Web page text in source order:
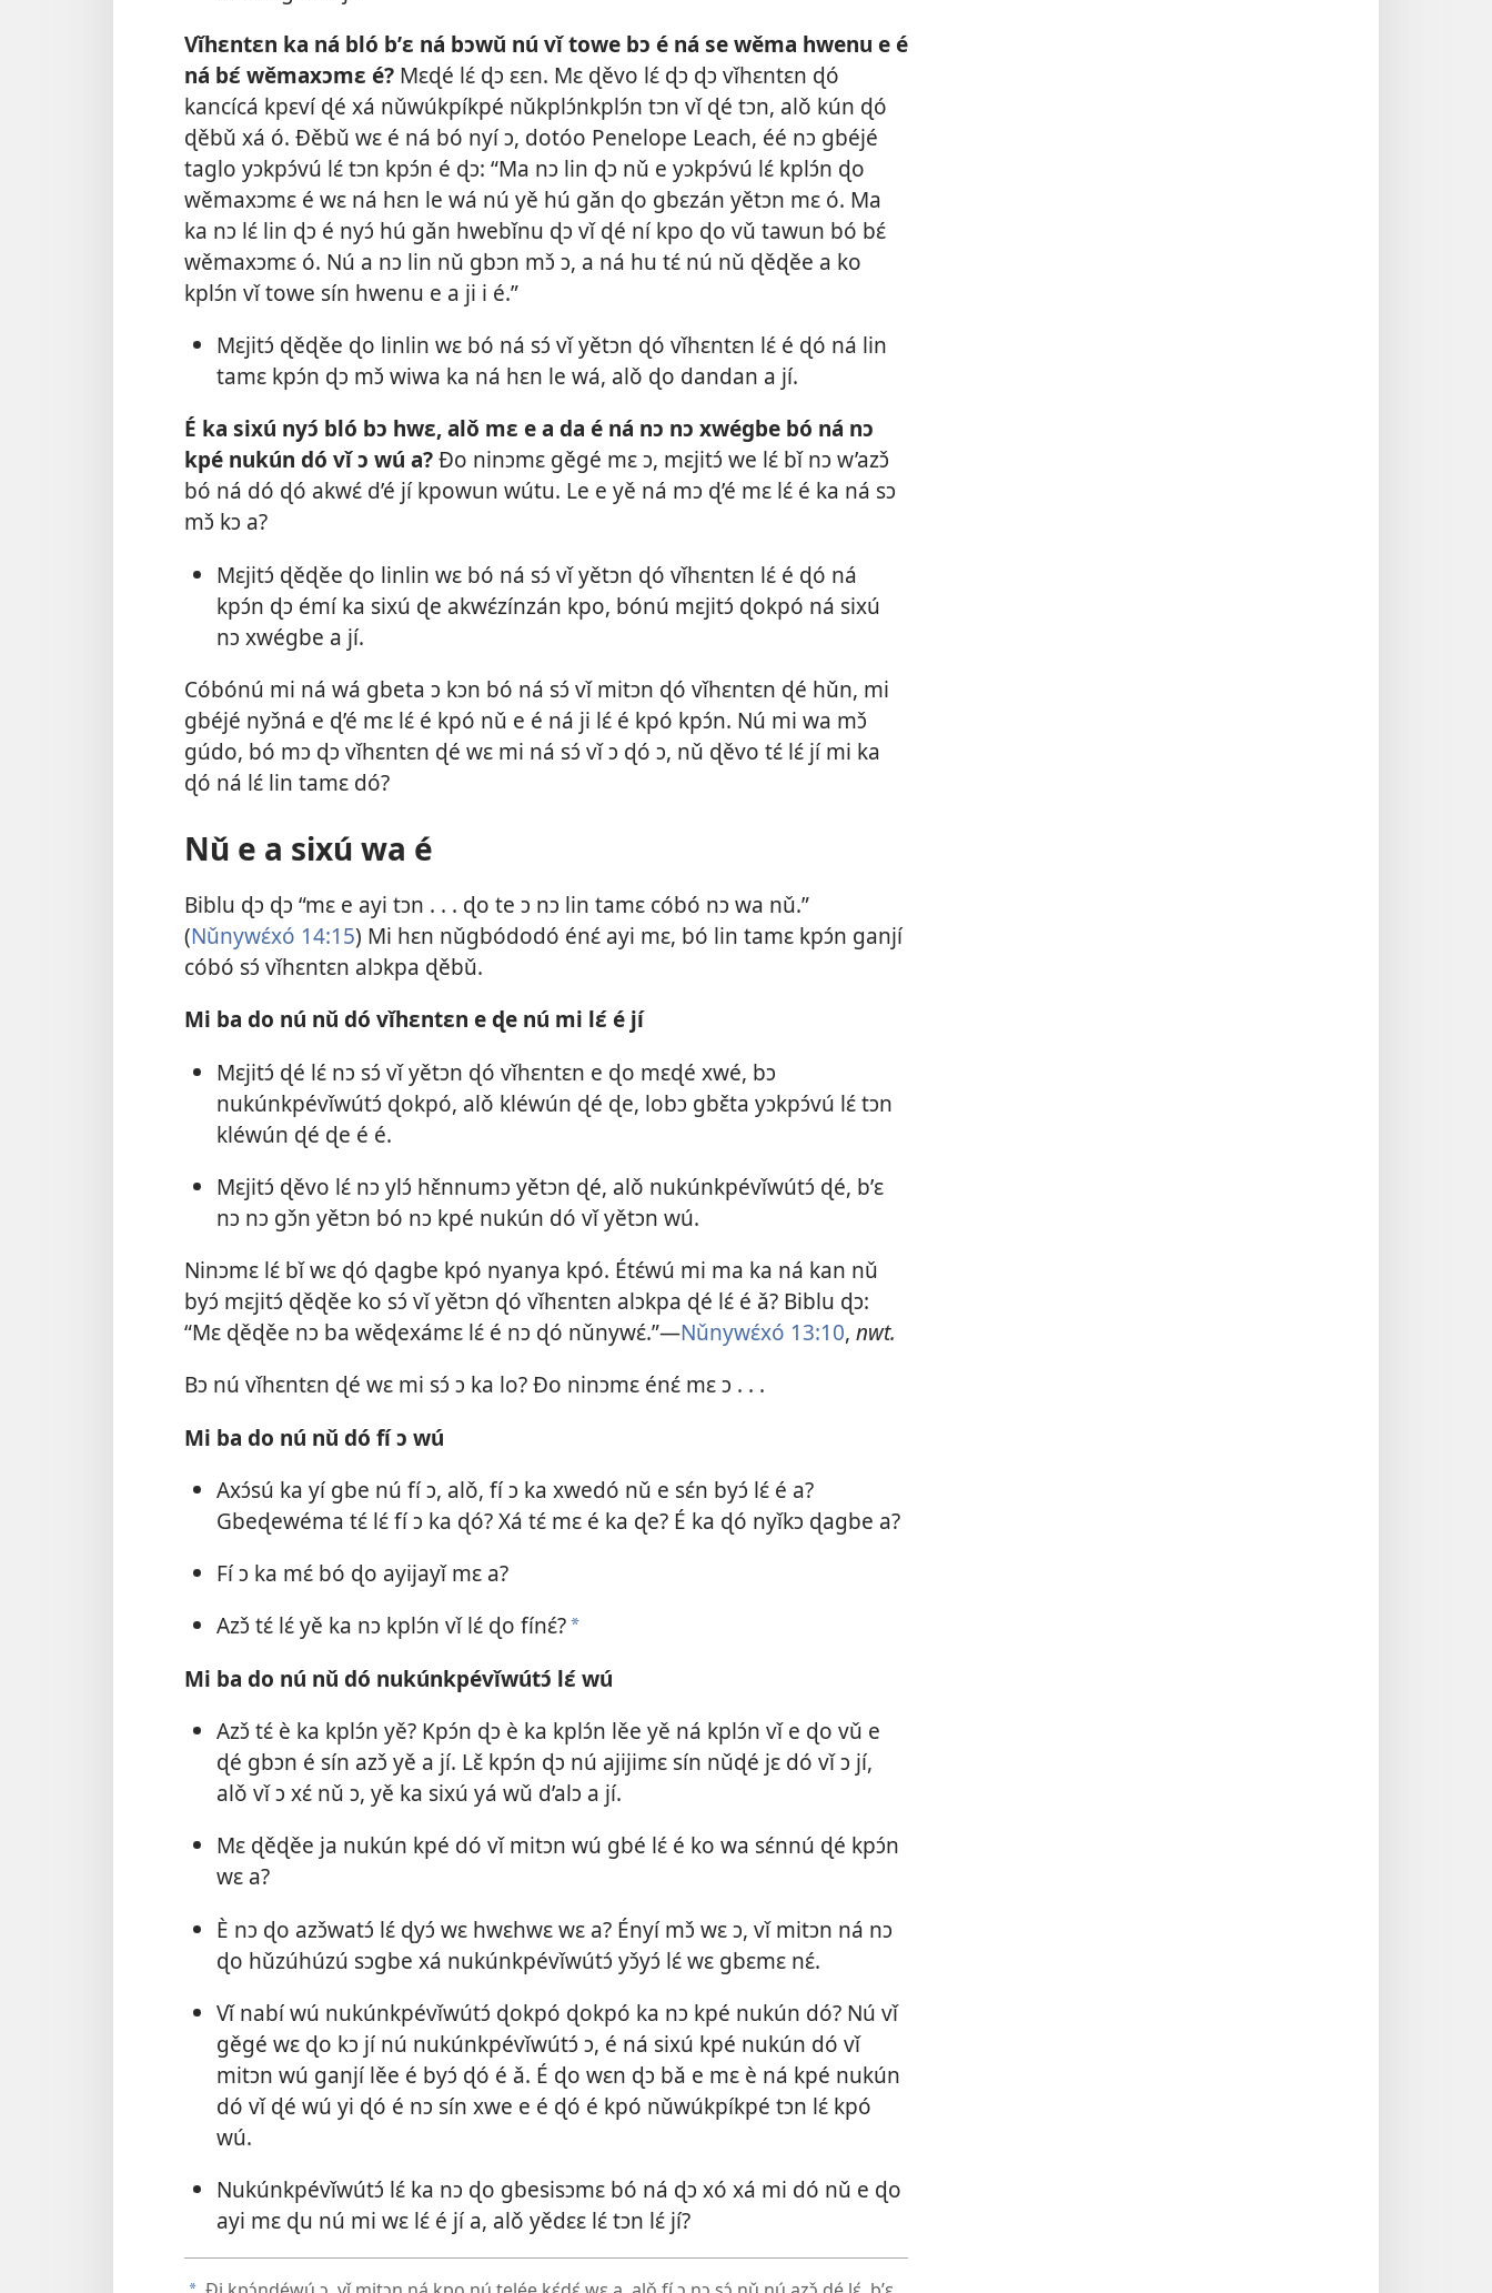
Vǐhɛntɛn ka ná bló b’ɛ ná bɔwǔ nú vǐ towe bɔ é ná se wěma hwenu e é
ná bɛ́ wěmaxɔmɛ é? Mɛɖé lɛ́ ɖɔ ɛɛn. Mɛ ɖěvo lɛ́ ɖɔ ɖɔ vǐhɛntɛn ɖó
kancícá kpɛví ɖé xá nǔwúkpíkpé nǔkplɔ́nkplɔ́n tɔn vǐ ɖé tɔn, alǒ kún ɖó
ɖěbǔ xá ó. Ðěbǔ wɛ é ná bó nyí ɔ, dotóo Penelope Leach, éé nɔ gbéjé
taglo yɔkpɔ́vú lɛ́ tɔn kpɔ́n é ɖɔ: “Ma nɔ lin ɖɔ nǔ e yɔkpɔ́vú lɛ́ kplɔ́n ɖo
wěmaxɔmɛ é wɛ ná hɛn le wá nú yě hú gǎn ɖo gbɛzán yětɔn mɛ ó. Ma
ka nɔ lɛ́ lin ɖɔ é nyɔ́ hú gǎn hwebǐnu ɖɔ vǐ ɖé ní kpo ɖo vǔ tawun bó bɛ́
wěmaxɔmɛ ó. Nú a nɔ lin nǔ gbɔn mɔ̌ ɔ, a ná hu tɛ́ nú nǔ ɖěɖěe a ko
kplɔ́n vǐ towe sín hwenu e a ji i é.”
Mɛjitɔ́ ɖěɖěe ɖo linlin wɛ bó ná sɔ́ vǐ yětɔn ɖó vǐhɛntɛn lɛ́ é ɖó ná lin
tamɛ kpɔ́n ɖɔ mɔ̌ wiwa ka ná hɛn le wá, alǒ ɖo dandan a jí.
É ka sixú nyɔ́ bló bɔ hwɛ, alǒ mɛ e a da é ná nɔ nɔ xwégbe bó ná nɔ
kpé nukún dó vǐ ɔ wú a?Ðo ninɔmɛ gěgé mɛ ɔ, mɛjitɔ́ we lɛ́ bǐ nɔ w’azɔ̌
bó ná dó ɖó akwɛ́ d’é jí kpowun wútu. Le e yě ná mɔ ɖ’é mɛ lɛ́ é ka ná sɔ
mɔ̌ kɔ a?
Mɛjitɔ́ ɖěɖěe ɖo linlin wɛ bó ná sɔ́ vǐ yětɔn ɖó vǐhɛntɛn lɛ́ é ɖó ná
kpɔ́n ɖɔ émí ka sixú ɖe akwɛ́zínzán kpo, bónú mɛjitɔ́ ɖokpó ná sixú
nɔ xwégbe a jí.
Cóbónú mi ná wá gbeta ɔ kɔn bó ná sɔ́ vǐ mitɔn ɖó vǐhɛntɛn ɖé hǔn, mi
gbéjé nyɔ̌ná e ɖ’é mɛ lɛ́ é kpó nǔ e é ná ji lɛ́ é kpó kpɔ́n. Nú mi wa mɔ̌
gúdo, bó mɔ ɖɔ vǐhɛntɛn ɖé wɛ mi ná sɔ́ vǐ ɔ ɖó ɔ, nǔ ɖěvo tɛ́ lɛ́ jí mi ka
ɖó ná lɛ́ lin tamɛ dó?
Nǔ e a sixú wa é
Biblu ɖɔ ɖɔ “mɛ e ayi tɔn . . . ɖo te ɔ nɔ lin tamɛ cóbó nɔ wa nǔ.”
(Nǔnywɛ́xó 14:15) Mi hɛn nǔgbódodó énɛ́ ayi mɛ, bó lin tamɛ kpɔ́n ganjí
cóbó sɔ́ vǐhɛntɛn alɔkpa ɖěbǔ.
Mi ba do nú nǔ dó vǐhɛntɛn e ɖe nú mi lɛ́ é jí
Mɛjitɔ́ ɖé lɛ́ nɔ sɔ́ vǐ yětɔn ɖó vǐhɛntɛn e ɖo mɛɖé xwé, bɔ
nukúnkpévǐwútɔ́ ɖokpó, alǒ kléwún ɖé ɖe, lobɔ gbɛ̌ta yɔkpɔ́vú lɛ́ tɔn
kléwún ɖé ɖe é é.
Mɛjitɔ́ ɖěvo lɛ́ nɔ ylɔ́ hɛ̌nnumɔ yětɔn ɖé, alǒ nukúnkpévǐwútɔ́ ɖé, b’ɛ
nɔ nɔ gɔ̌n yětɔn bó nɔ kpé nukún dó vǐ yětɔn wú.
Ninɔmɛ lɛ́ bǐ wɛ ɖó ɖagbe kpó nyanya kpó. Étɛ́wú mi ma ka ná kan nǔ
byɔ́ mɛjitɔ́ ɖěɖěe ko sɔ́ vǐ yětɔn ɖó vǐhɛntɛn alɔkpa ɖé lɛ́ é ǎ? Biblu ɖɔ:
“Mɛ ɖěɖěe nɔ ba wěɖexámɛ lɛ́ é nɔ ɖó nǔnywɛ́.”—Nǔnywɛ́xó 13:10, nwt.
Bɔ nú vǐhɛntɛn ɖé wɛ mi sɔ́ ɔ ka lo? Ðo ninɔmɛ énɛ́ mɛ ɔ . . .
Mi ba do nú nǔ dó fí ɔ wú
Axɔ́sú ka yí gbe nú fí ɔ, alǒ, fí ɔ ka xwedó nǔ e sɛ́n byɔ́ lɛ́ é a?
Gbeɖewéma tɛ́ lɛ́ fí ɔ ka ɖó? Xá tɛ́ mɛ é ka ɖe? É ka ɖó nyǐkɔ ɖagbe a?
Fí ɔ ka mɛ́ bó ɖo ayijayǐ mɛ a?
Azɔ̌ tɛ́ lɛ́ yě ka nɔ kplɔ́n vǐ lɛ́ ɖo fínɛ́?a
Mi ba do nú nǔ dó nukúnkpévǐwútɔ́ lɛ́ wú
Azɔ̌ tɛ́ è ka kplɔ́n yě? Kpɔ́n ɖɔ è ka kplɔ́n lěe yě ná kplɔ́n vǐ e ɖo vǔ e
ɖé gbɔn é sín azɔ̌ yě a jí. Lɛ̌ kpɔ́n ɖɔ nú ajijimɛ sín nǔɖé jɛ dó vǐ ɔ jí,
alǒ vǐ ɔ xɛ́ nǔ ɔ, yě ka sixú yá wǔ d’alɔ a jí.
Mɛ ɖěɖěe ja nukún kpé dó vǐ mitɔn wú gbé lɛ́ é ko wa sɛ́nnú ɖé kpɔ́n
wɛ a?
È nɔ ɖo azɔ̌watɔ́ lɛ́ ɖyɔ́ wɛ hwɛhwɛ wɛ a? Ényí mɔ̌ wɛ ɔ, vǐ mitɔn ná nɔ
ɖo hǔzúhúzú sɔgbe xá nukúnkpévǐwútɔ́ yɔ̌yɔ́ lɛ́ wɛ gbɛmɛ nɛ́.
Vǐ nabí wú nukúnkpévǐwútɔ́ ɖokpó ɖokpó ka nɔ kpé nukún dó? Nú vǐ
gěgé wɛ ɖo kɔ jí nú nukúnkpévǐwútɔ́ ɔ, é ná sixú kpé nukún dó vǐ
mitɔn wú ganjí lěe é byɔ́ ɖó é ǎ. É ɖo wɛn ɖɔ bǎ e mɛ è ná kpé nukún
dó vǐ ɖé wú yi ɖó é nɔ sín xwe e é ɖó é kpó nǔwúkpíkpé tɔn lɛ́ kpó
wú.
Nukúnkpévǐwútɔ́ lɛ́ ka nɔ ɖo gbesisɔmɛ bó ná ɖɔ xó xá mi dó nǔ e ɖo
ayi mɛ ɖu nú mi wɛ lɛ́ é jí a, alǒ yědɛɛ lɛ́ tɔn lɛ́ jí?